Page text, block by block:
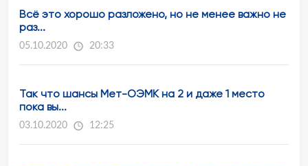
Всё это хорошо разложено, но не менее важно не
раз...
05.10.2020 20:33
Так что шансы Мет-ОЭМК на 2 и даже 1 место
пока вы...
03.10.2020 12:25